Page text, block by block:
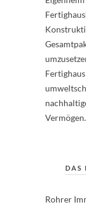
Vermögen.
DAS
Rohrer